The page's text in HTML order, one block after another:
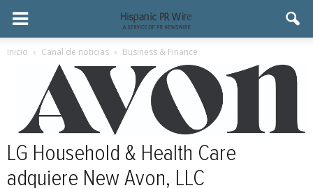
Inicio Canal de noticias Business & Finance
LG Household & Health Care
adquiere New Avon, LLC